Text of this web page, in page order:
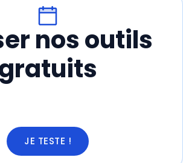
nos outils
JE TESTE !